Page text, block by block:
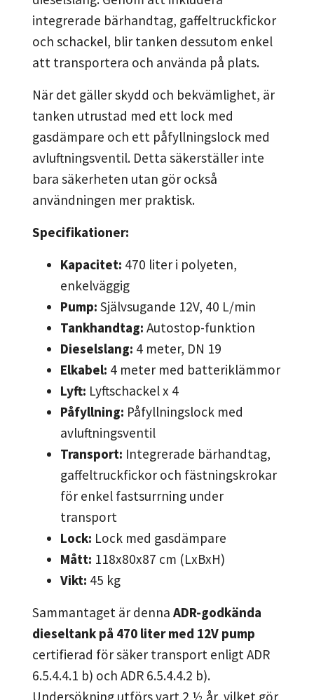
integrerade bärhandtag, gaffeltruckfickor
och schackel, blir tanken dessutom enkel
att transportera och använda på plats.
När det gäller skydd och bekvämlighet, är
tanken utrustad med ett lock med
gasdämpare och ett påfyllningslock med
avluftningsventil. Detta säkerställer inte
bara säkerheten utan gör också
användningen mer praktisk.
Specifikationer:
Kapacitet: 470 liter i polyeten,
enkelväggig
Pump: Självsugande 12V, 40 L/min
Tankhandtag: Autostop-funktion
Dieselslang: 4 meter, DN 19
Elkabel: 4 meter med batteriklämmor
Lyft: Lyftschackel x 4
Påfyllning: Påfyllningslock med
avluftningsventil
Transport: Integrerade bärhandtag,
gaffeltruckfickor och fästningskrokar
för enkel fastsurrning under
transport
Lock: Lock med gasdämpare
Mått: 118x80x87 cm (LxBxH)
Vikt: 45 kg
Sammantaget är denna ADR-godkända
dieseltank på 470 liter med 12V pump
certifierad för säker transport enligt ADR
6.5.4.4.1 b) och ADR 6.5.4.4.2 b).
Undersökning utförs vart 2 ½ år, vilket gör